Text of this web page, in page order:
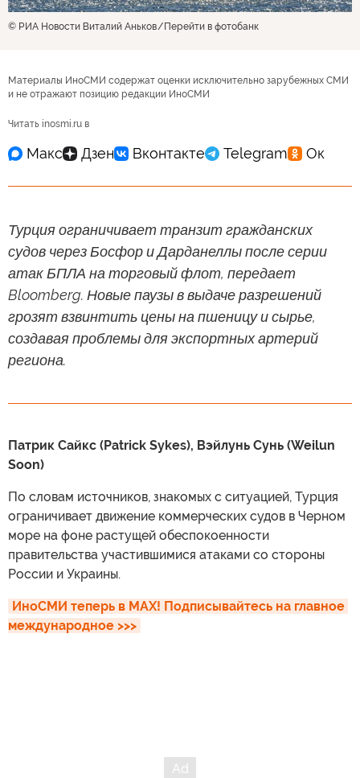
© РИА Новости Виталий Аньков Перейти в фотобанк
Материалы ИноСМИ содержат оценки исключительно зарубежных СМИ
и не отражают позицию редакции ИноСМИ
Читать inosmi.ru в
Турция ограничивает транзит гражданских
судов через Босфор и Дарданеллы после серии
атак БПЛА на торговый флот, передает
Bloomberg. Новые паузы в выдаче разрешений
грозят взвинтить цены на пшеницу и сырье,
создавая проблемы для экспортных артерий
региона.
Патрик Сайкс (Patrick Sykes), Вэйлунь Сунь (Weilun
Soon)
По словам источников, знакомых с ситуацией, Турция
ограничивает движение коммерческих судов в Черном
море на фоне растущей обеспокоенности
правительства участившимися атаками со стороны
России и Украины.
ИноСМИ теперь в MAX! Подписывайтесь на главное
международное >>>